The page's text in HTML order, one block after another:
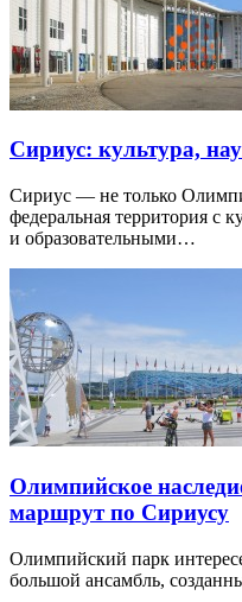
Сириус: культура,
Сириус — не только
федеральная территория с
и образовательными…
Олимпийское
маршрут по Сириусу
Олимпийский парк
большой ансамбль,